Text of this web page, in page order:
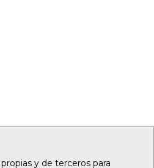
y de terceros para